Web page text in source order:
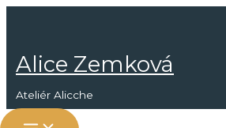
Přeskočit
Alice Zemková
Ateliér Alicche